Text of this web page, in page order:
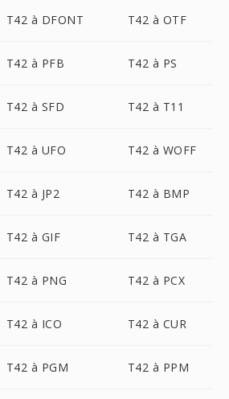
T42 à DFONT T42 à OTF
T42 à PFB T42 à PS
T42 à SFD T42 à T11
T42 à UFO T42 à WOFF
T42 à JP2 T42 à BMP
T42 à GIF T42 à TGA
T42 à PNG T42 à PCX
T42 à ICO T42 à CUR
T42 à PGM T42 à PPM